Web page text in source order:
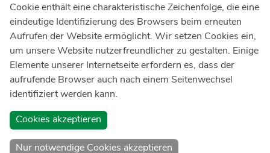
Notfallzentrum Bonn
Kindernotfallzentrum Bonn
UKB-Telefonzentrale
+49 228287 0
Spenden Sie online an das Universitätsklinikum Bonn
Cookie enthält eine charakteristische Zeichenfolge, die eine
eindeutige Identifizierung des Browsers beim erneuten
Aufrufen der Website ermöglicht. Wir setzen Cookies ein,
um unsere Website nutzerfreundlicher zu gestalten. Einige
Elemente unserer Internetseite erfordern es, dass der
aufrufende Browser auch nach einem Seitenwechsel
identifiziert werden kann.
Cookies akzeptieren
Nur notwendige Cookies akzeptieren